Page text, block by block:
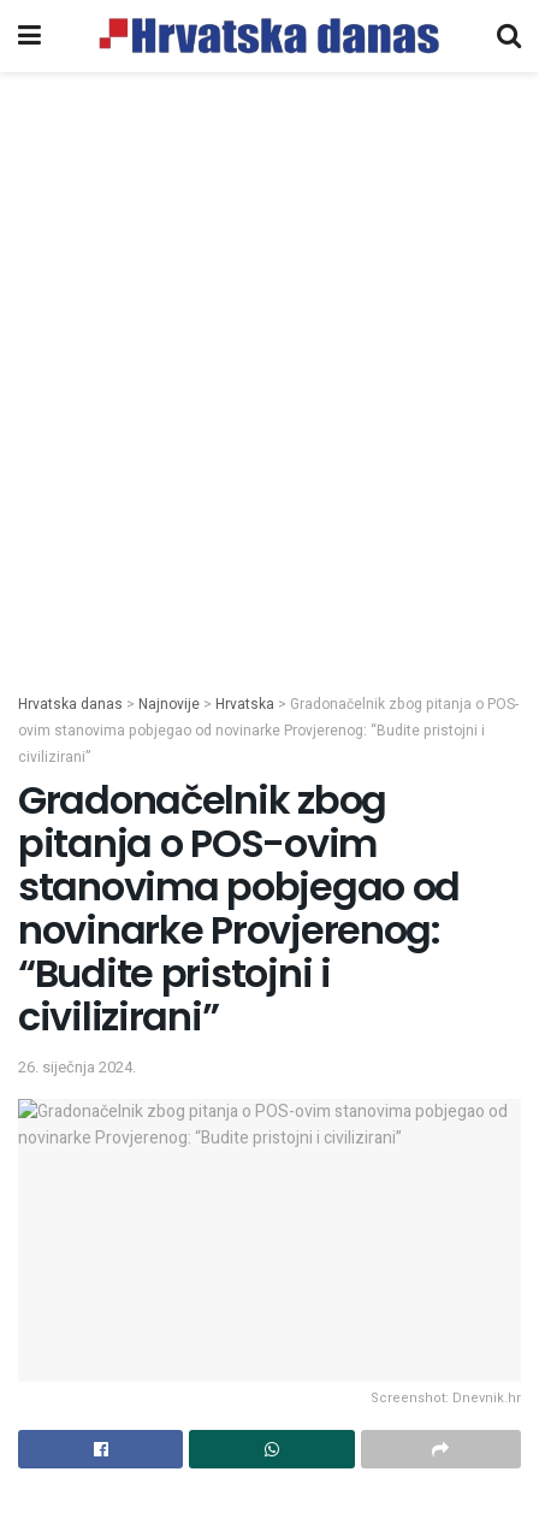
Hrvatska danas > Najnovije > Hrvatska > Gradonačelnik zbog pitanja o POS-
ovim stanovima pobjegao od novinarke Provjerenog: “Budite pristojni i
civilizirani”
Gradonačelnik zbog
pitanja o POS-ovim
stanovima pobjegao od
novinarke Provjerenog:
“Budite pristojni i
civilizirani”
26. siječnja 2024.
Screenshot: Dnevnik.hr